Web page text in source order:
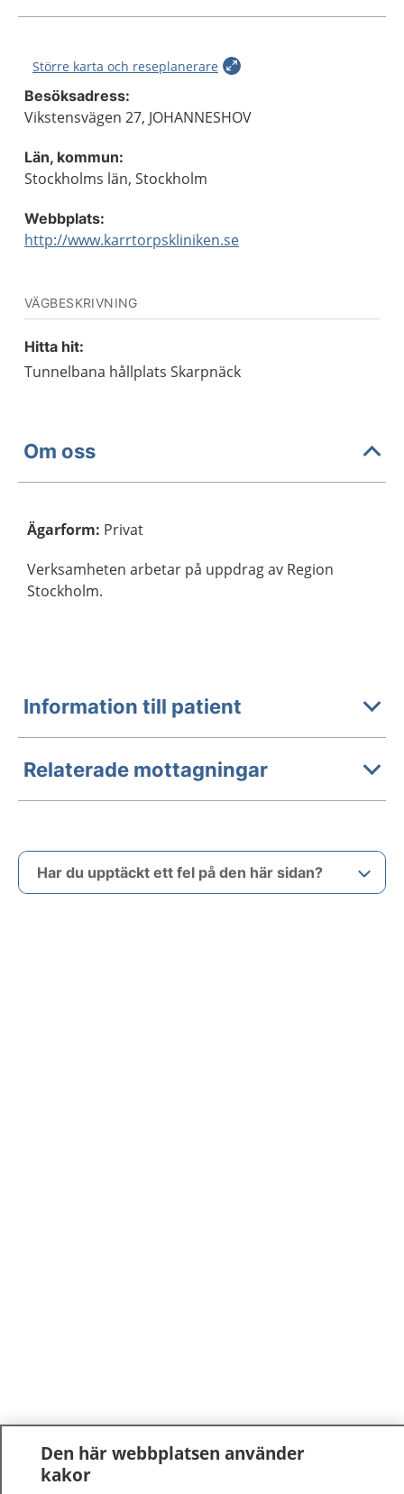
Större karta och reseplanerare
Besöksadress:
Vikstensvägen 27, JOHANNESHOV
Län, kommun:
Stockholms län, Stockholm
Webbplats:
http://www.karrtorpskliniken.se
VÄGBESKRIVNING
Hitta hit:
Tunnelbana hållplats Skarpnäck
Om oss
Ägarform: Privat
Verksamheten arbetar på uppdrag av Region
Stockholm.
Information till patient
Relaterade mottagningar
Har du upptäckt ett fel på den här sidan?
Den här webbplatsen använder
kakor